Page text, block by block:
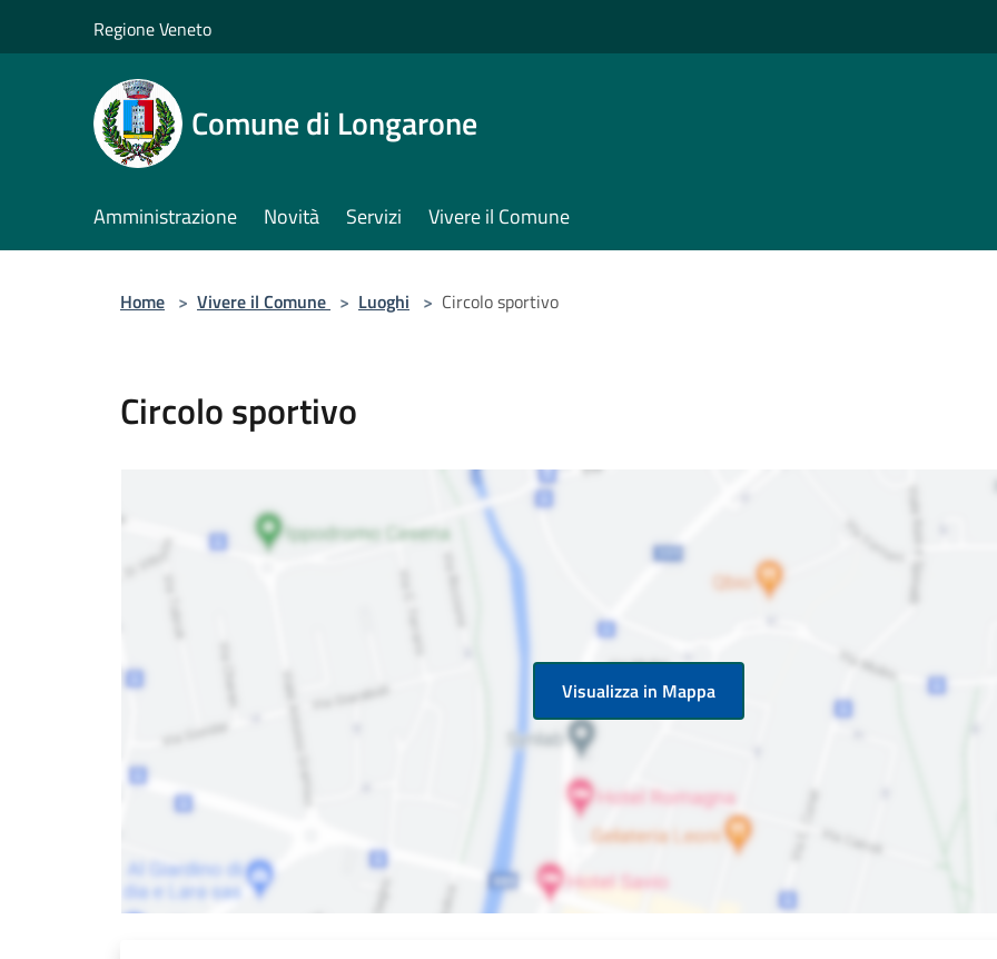
Regione Veneto
Comune di Longarone
Amministrazione Novità Servizi Vivere il Comune
Home > Vivere il Comune > Luoghi > Circolo sportivo
Circolo sportivo
Visualizza in Mappa